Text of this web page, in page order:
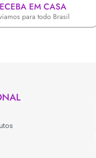
EM CASA
para todo Brasil